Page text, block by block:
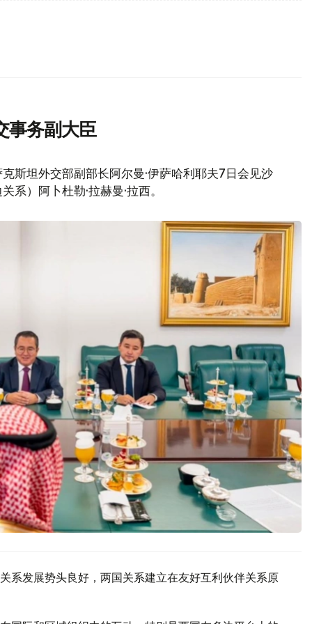
事务副大臣
斯坦外交部副部长阿尔曼·伊萨哈利耶夫7日会见沙
）阿卜杜勒·拉赫曼·拉西。
系发展势头良好，两国关系建立在友好互利伙伴关系原